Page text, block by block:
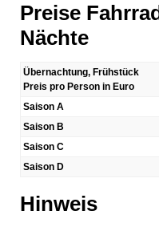
Preise
Nächte
Übernachtung, Frühstück
Preis pro Person in Euro
Saison A
Saison B
Saison C
Saison D
Hinweis